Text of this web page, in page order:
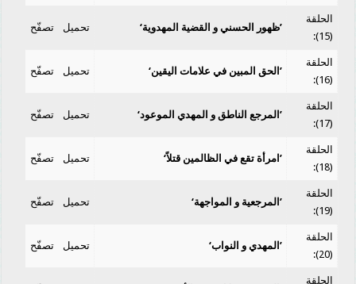
الحلقة
(15):
’ظهور الحسني و القضية المهدوية‘ تحميل تصفّح
الحلقة
(16):
’الحق المبين في علامات اليقين‘ تحميل تصفّح
الحلقة
(17):
’المرجع الناطق و المهدي الموعود‘ تحميل تصفّح
الحلقة
(18):
’امرأة تقع في الظالمين قتلاً‘ تحميل تصفّح
الحلقة
(19):
’المرجعية و المواجهة‘ تحميل تصفّح
الحلقة
(20):
’المهدي و النواب‘ تحميل تصفّح
الحلقة